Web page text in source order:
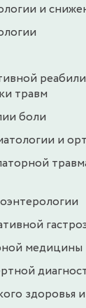
и
травм
боли
и
медицины
здоровья